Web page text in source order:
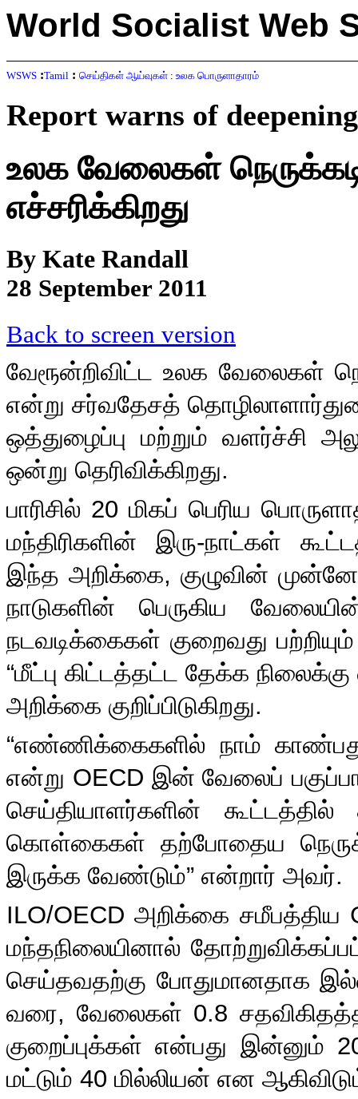
World Socialist Web
WSWS :Tamil : செய்திகள் ஆய்வுகள் : உலக பொருளாதாரம்
Report warns of
உலக வேலைகள்
எச்சரிக்கிறது
By Kate Randall
28 September 2011
Back to screen version
வேரூன்றிவிட்ட உலக வேலைகள்
என்று சர்வதேசத்
ஒத்துழைப்பு மற்றும் வளர்ச்சி
ஒன்று தெரிவிக்கிறது.
பாரிசில் 20மிகப் பெரிய
மந்திரிகளின் இரு-நாட்கள்
இந்த அறிக்கை, குழுவின்
நாடுகளின் பெருகிய
நடவடிக்கைகள் குறைவது பற்றியும்
“மீட்பு கிட்டத்தட்ட தேக்க
அறிக்கை குறிப்பிடுகிறது.
“எண்ணிக்கைகளில் நாம் காண்பது
என்று OECD இன் வேலைப்
செய்தியாளர்களின் கூட்டத்தில்
கொள்கைகள் தற்போதைய
இருக்க வேண்டும்” என்றார் அவர்.
ILO/OECDஅறிக்கை சமீபத்திய
மந்தநிலையினால்
செய்தவதற்கு போதுமானதாக
வரை, வேலைகள் 0.8
குறைப்புக்கள் என்பது இன்னும்
மட்டும் 40 மில்லியன் என